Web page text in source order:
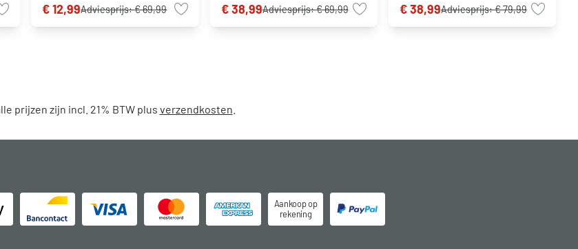
€ 12,99Adviesprijs:€ 69,99 € 38,99Adviesprijs:€ 69,99 € 38,99Adviesprijs:€ 79,99
prijzen zijn incl. 21% BTW plus verzendkosten
Aankoop op
rekening